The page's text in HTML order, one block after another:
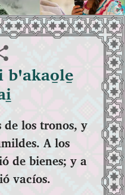
de los tronos, y
A los
de bienes; y a
vacíos.